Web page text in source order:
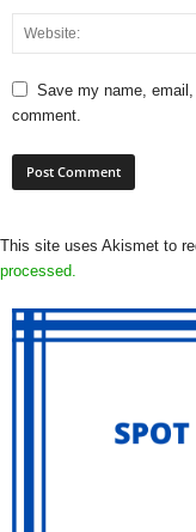
Save my name,
comment.
This site uses Akismet to
processed.